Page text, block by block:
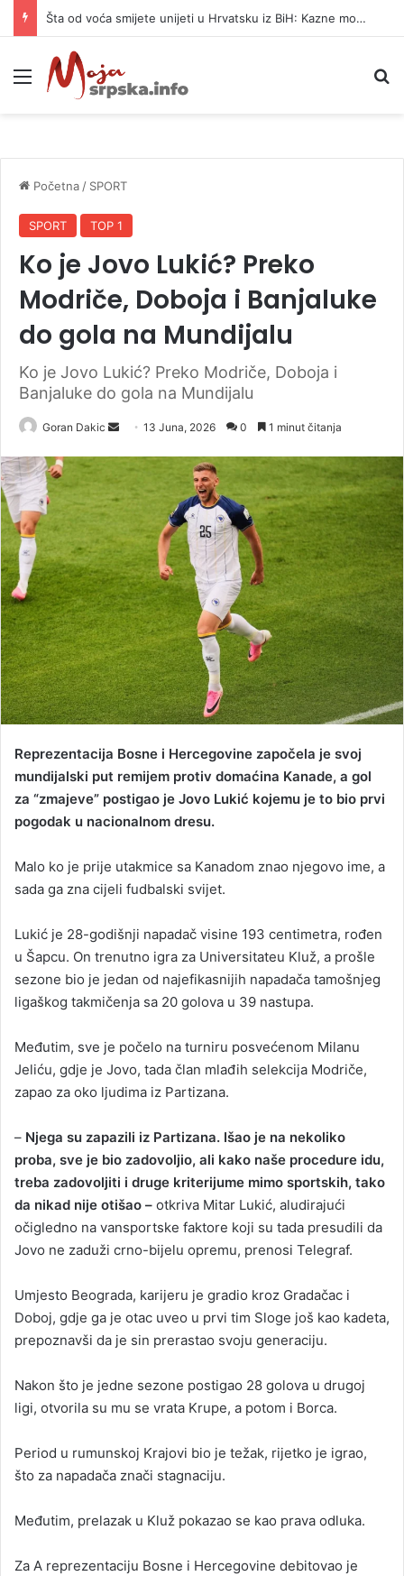
Šta od voća smijete unijeti u Hrvatsku iz BiH: Kazne mogu dostići 13.260 evra
Meni
Početna / SPORT
SPORT TOP 1
Ko je Jovo Lukić? Preko
Modriče, Doboja i Banjaluke
do gola na Mundijalu
Ko je Jovo Lukić? Preko Modriče, Doboja i
Banjaluke do gola na Mundijalu
Goran Dakic
n
e
m
a
i
l
13 Juna, 2026 0 1 minut čitanja
Reprezentacija Bosne i Hercegovine započela je svoj
mundijalski put remijem protiv domaćina Kanade, a gol
za “zmajeve” postigao je Jovo Lukić kojemu je to bio prvi
pogodak u nacionalnom dresu.
Malo ko je prije utakmice sa Kanadom znao njegovo ime, a
sada ga zna cijeli fudbalski svijet.
Lukić je 28-godišnji napadač visine 193 centimetra, rođen
u Šapcu. On trenutno igra za Universitateu Kluž, a prošle
sezone bio je jedan od najefikasnijih napadača tamošnjeg
ligaškog takmičenja sa 20 golova u 39 nastupa.
Međutim, sve je počelo na turniru posvećenom Milanu
Jeliću, gdje je Jovo, tada član mlađih selekcija Modriče,
zapao za oko ljudima iz Partizana.
– Njega su zapazili iz Partizana. Išao je na nekoliko
proba, sve je bio zadovoljio, ali kako naše procedure idu,
treba zadovoljiti i druge kriterijume mimo sportskih, tako
da nikad nije otišao – otkriva Mitar Lukić, aludirajući
očigledno na vansportske faktore koji su tada presudili da
Jovo ne zaduži crno-bijelu opremu, prenosi Telegraf.
Umjesto Beograda, karijeru je gradio kroz Gradačac i
Doboj, gdje ga je otac uveo u prvi tim Sloge još kao kadeta,
prepoznavši da je sin prerastao svoju generaciju.
Nakon što je jedne sezone postigao 28 golova u drugoj
ligi, otvorila su mu se vrata Krupe, a potom i Borca.
Period u rumunskoj Krajovi bio je težak, rijetko je igrao,
što za napadača znači stagnaciju.
Međutim, prelazak u Kluž pokazao se kao prava odluka.
Za A reprezentaciju Bosne i Hercegovine debitovao je